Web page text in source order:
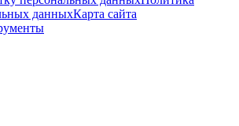
данныхКарта сайта